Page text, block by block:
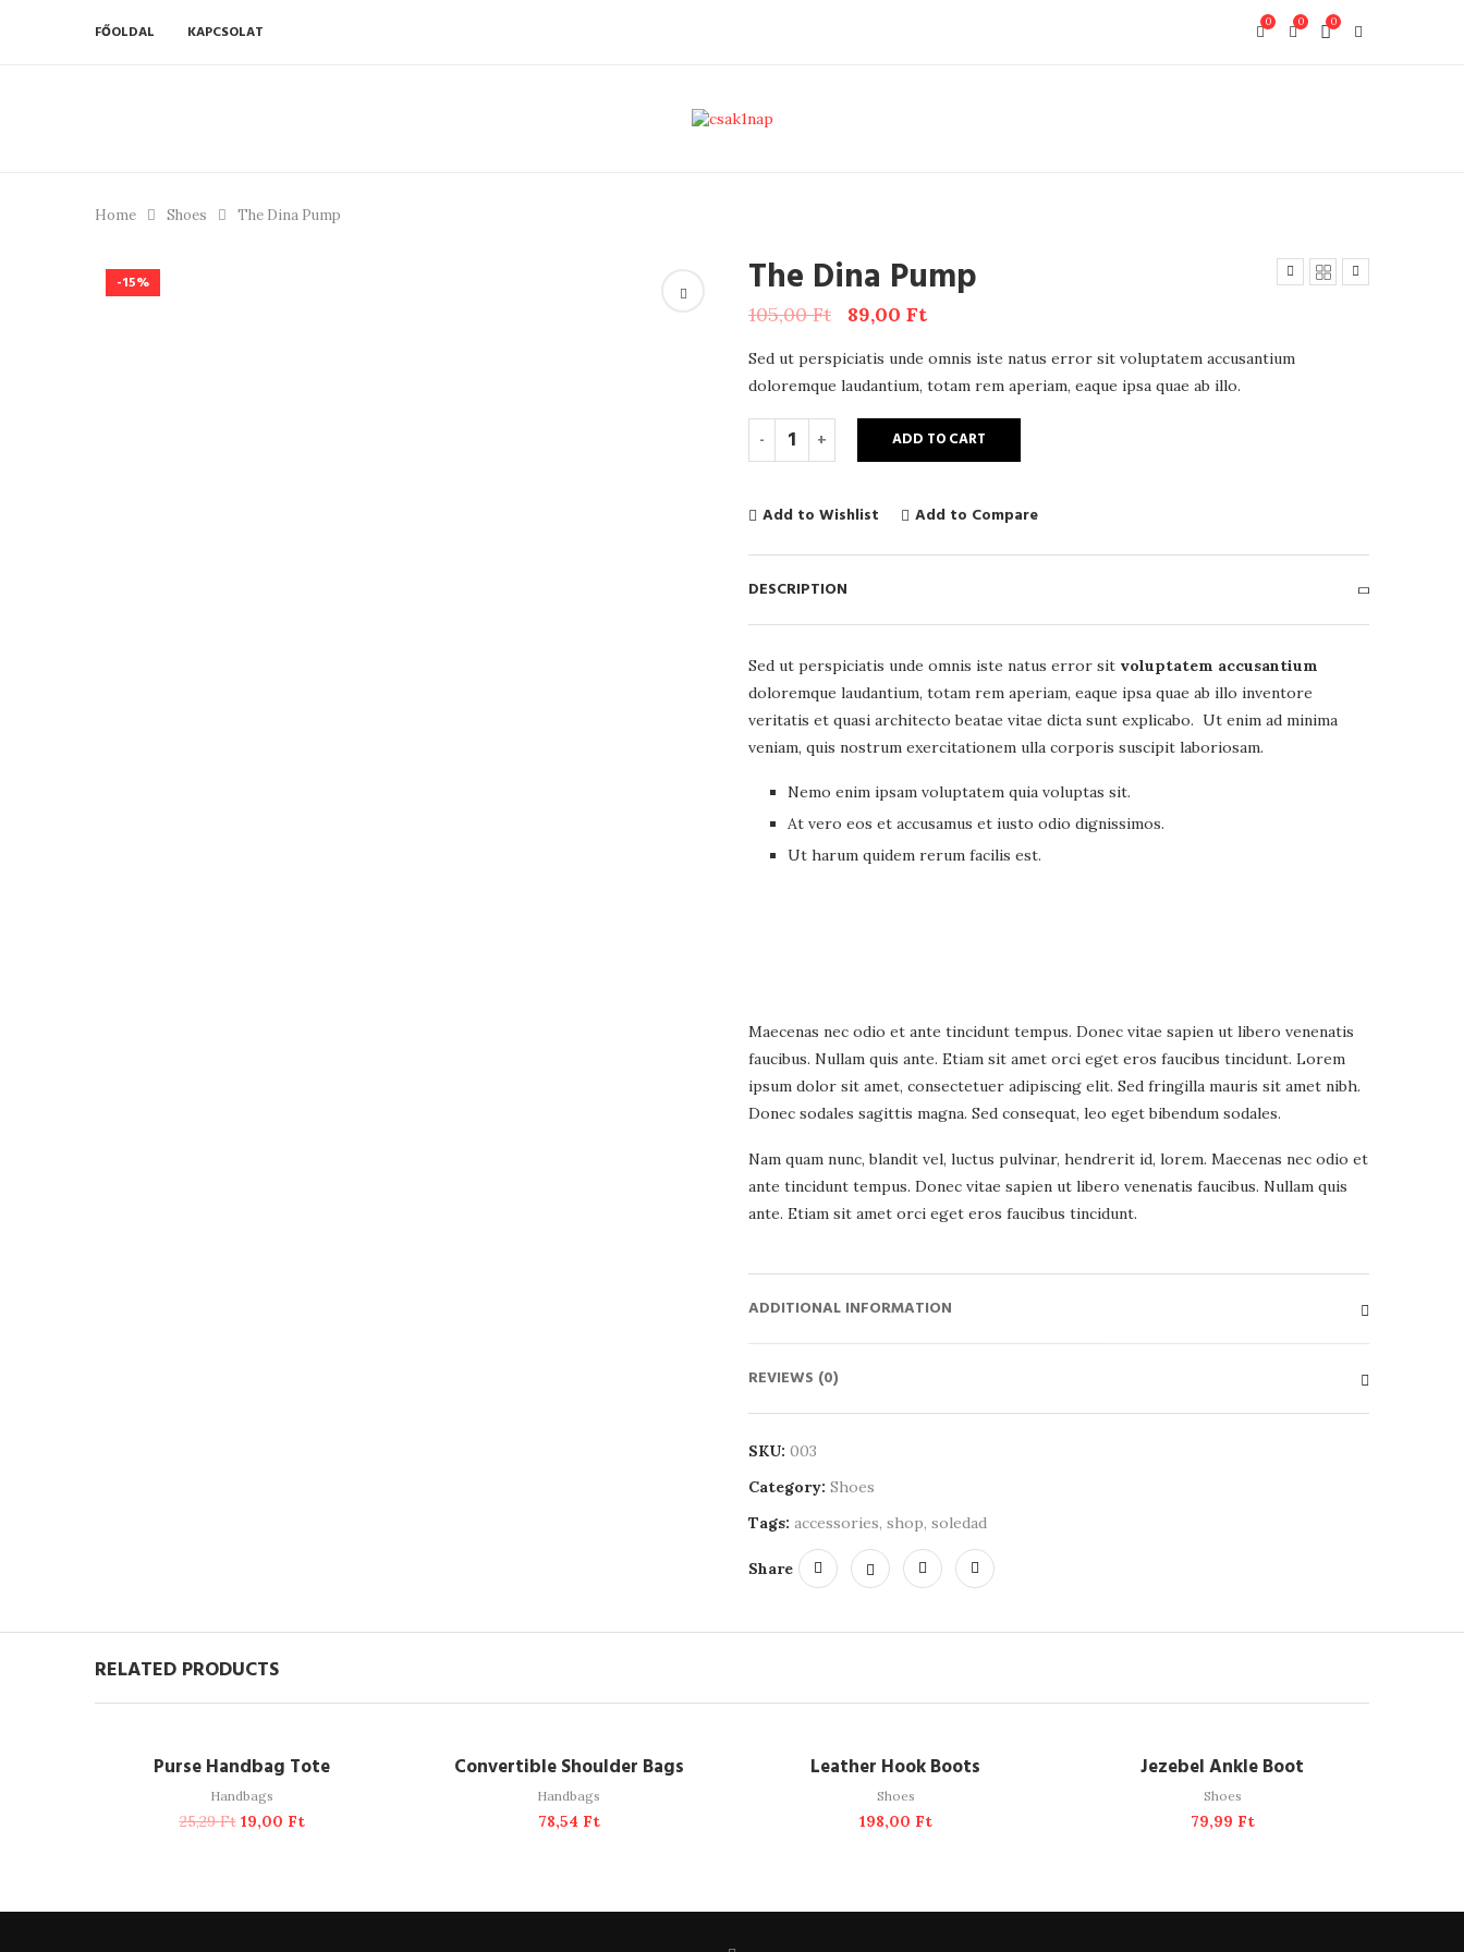
FŐOLDAL KAPCSOLAT
0
0
0
Home Shoes The Dina Pump
-15% The Dina Pump
105,00Ft 89,00 Ft
Sed ut perspiciatis unde omnis iste natus error sit voluptatem accusantium
doloremque laudantium, totam rem aperiam, eaque ipsa quae ab illo.
ADD TO CART
Add to Wishlist Add to Compare
DESCRIPTION
Sed ut perspiciatis unde omnis iste natus error sit voluptatem accusantium
doloremque laudantium, totam rem aperiam, eaque ipsa quae ab illo inventore
veritatis et quasi architecto beatae vitae dicta sunt explicabo. Ut enim ad minima
veniam, quis nostrum exercitationem ulla corporis suscipit laboriosam.
Nemo enim ipsam voluptatem quia voluptas sit.
At vero eos et accusamus et iusto odio dignissimos.
Ut harum quidem rerum facilis est.
Maecenas nec odio et ante tincidunt tempus. Donec vitae sapien ut libero venenatis
faucibus. Nullam quis ante. Etiam sit amet orci eget eros faucibus tincidunt. Lorem
ipsum dolor sit amet, consectetuer adipiscing elit. Sed fringilla mauris sit amet nibh.
Donec sodales sagittis magna. Sed consequat, leo eget bibendum sodales.
Nam quam nunc, blandit vel, luctus pulvinar, hendrerit id, lorem. Maecenas nec odio et
ante tincidunt tempus. Donec vitae sapien ut libero venenatis faucibus. Nullam quis
ante. Etiam sit amet orci eget eros faucibus tincidunt.
ADDITIONAL INFORMATION
REVIEWS (0)
SKU: 003
Category: Shoes
Tags: accessories, shop, soledad
Share
RELATED PRODUCTS
ADD TO CART
Purse Handbag Tote
Handbags
25,29Ft 19,00 Ft
ADD TO CART
Convertible Shoulder Bags
Handbags
78,54 Ft
ADD TO CART
Leather Hook Boots
Shoes
198,00 Ft
ADD TO CART
Jezebel Ankle Boot
Shoes
79,99 Ft